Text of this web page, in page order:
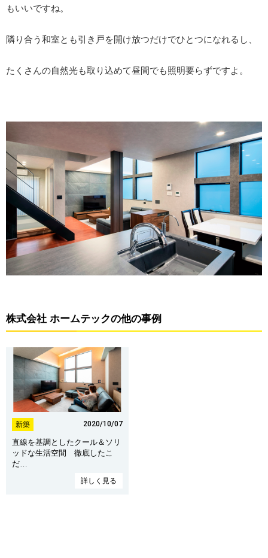
もいいですね。
隣り合う和室とも引き戸を開け放つだけでひとつになれるし、
たくさんの自然光も取り込めて昼間でも照明要らずですよ。
株式会社 ホームテックの他の事例
新築 2020/10/07
直線を基調としたクール＆ソリ
ッドな生活空間 徹底したこ
だ…
詳しく見る